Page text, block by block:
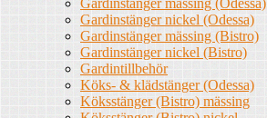
Gardinstänger mässing (Odessa)
Gardinstänger nickel (Odessa)
Gardinstänger mässing (Bistro)
Gardinstänger nickel (Bistro)
Gardintillbehör
Köks- & klädstänger (Odessa)
Köksstänger (Bistro) mässing